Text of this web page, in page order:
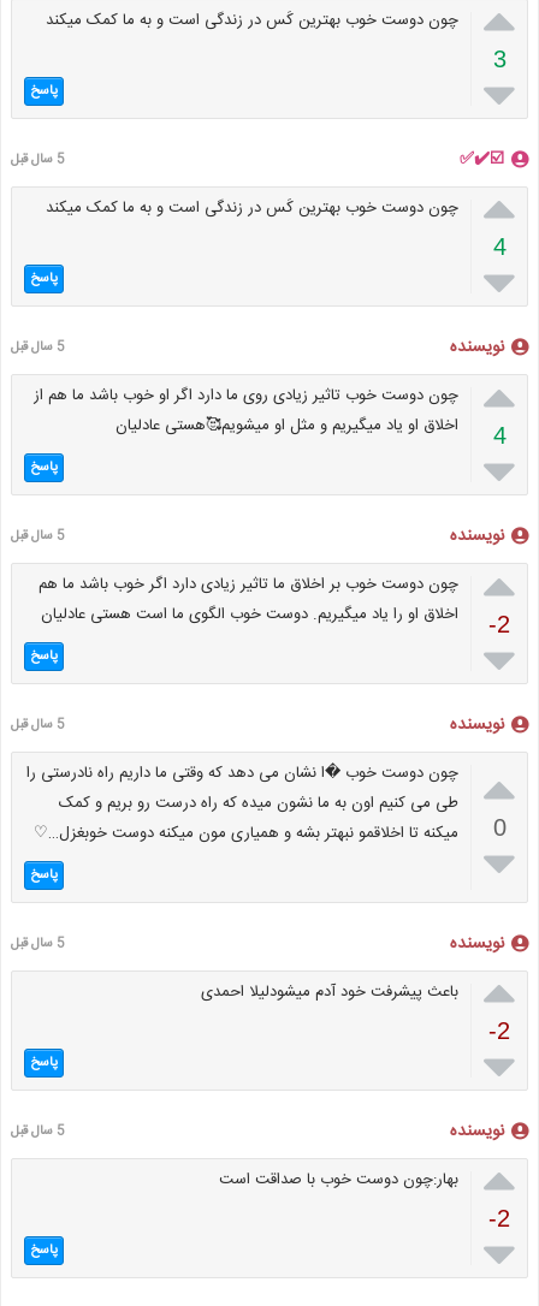

3

چون دوست خوب بهترین کَس در زندگی است و به ما کمک میکند
پاسخ
☑️✔️✅ 5 سال قبل

4

چون دوست خوب بهترین کَس در زندگی است و به ما کمک میکند
پاسخ
نویسنده 5 سال قبل

4

چون دوست خوب تاثیر زیادی روی ما دارد اگر او خوب باشد ما هم از
اخلاق او یاد میگیریم و مثل او میشویم🥰هستی عادلیان
پاسخ
نویسنده 5 سال قبل

-2

چون دوست خوب بر اخلاق ما تاثیر زیادی دارد اگر خوب باشد ما هم
اخلاق او را یاد میگیریم. دوست خوب الگوی ما است هستی عادلیان
پاسخ
نویسنده 5 سال قبل

0

چون دوست خوب �ا نشان می دهد که وقتی ما داریم راه نادرستی را
طی می کنیم اون به ما نشون میده که راه درست رو بریم و کمک
میکنه تا اخلاقمو نبهتر بشه و همیاری مون میکنه دوست خوبغزل…♡
پاسخ
نویسنده 5 سال قبل

-2

باعث پیشرفت خود آدم میشودلیلا احمدی
پاسخ
نویسنده 5 سال قبل

-2

بهار:چون دوست خوب با صداقت است
پاسخ